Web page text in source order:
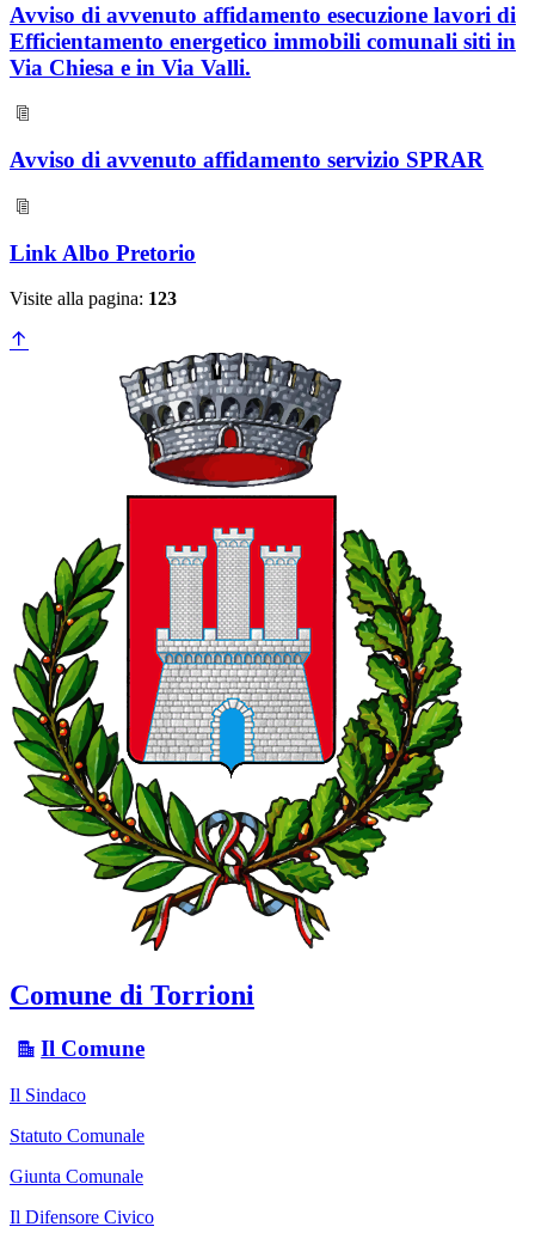
Avviso di avvenuto affidamento esecuzione lavori di
Efficientamento energetico immobili comunali siti in
Via Chiesa e in Via Valli.
Avviso di avvenuto affidamento servizio SPRAR
Link Albo Pretorio
Visite alla pagina: 123
Comune di Torrioni
Il Comune
Il Sindaco
Statuto Comunale
Giunta Comunale
Il Difensore Civico